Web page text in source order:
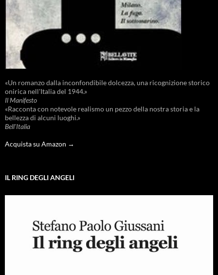
«Un romanzo dalla inconfondibile dolcezza, una ricognizione storico
onirica nell'Italia del 1944.»
Il Manifesto
«Racconta con notevole realismo un pezzo della nostra storia e la
bellezza di alcuni luoghi.»
Bell'Italia
Acquista su Amazon →
IL RING DEGLI ANGELI